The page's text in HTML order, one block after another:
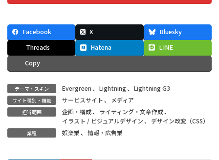
Facebook X
Bluesky
Threads
Hatena
LINE
Copy
テーマ・スキン Evergreen、 Lightning、 Lightning G3
サイト種別・機能 サービスサイト、 メディア
担当範囲 企画・構成、 ライティング・文章作成、
イラスト / ビジュアルデザイン、 デザイン改変（CSS）
業種 娯楽業、 情報・広告業